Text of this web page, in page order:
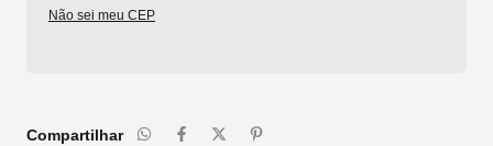
Não sei meu CEP
Compartilhar